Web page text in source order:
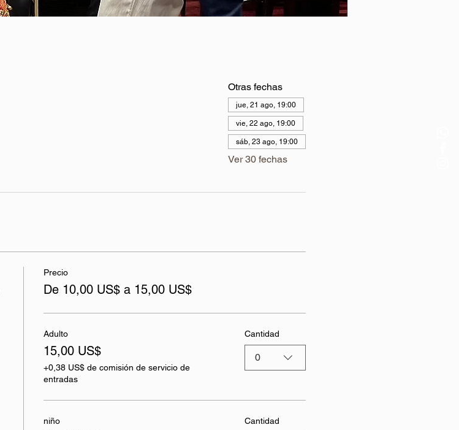
Otras fechas
jue, 21 ago, 19:00
vie, 22 ago, 19:00
sáb, 23 ago, 19:00
Ver 30 fechas
Precio
De 10,00 US$ a 15,00 US$
Adulto
15,00 US$
+0,38 US$ de comisión de servicio de
entradas
Cantidad
0
niño Cantidad